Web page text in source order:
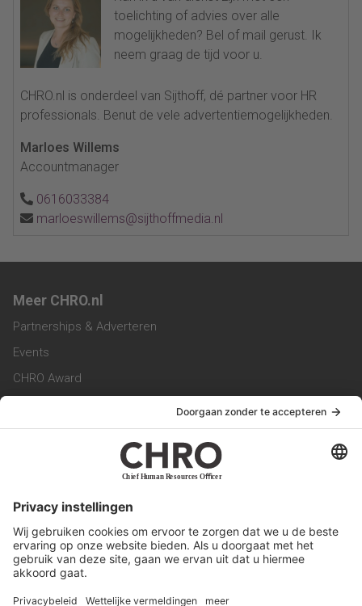
toelichting of advies over alle
mogelijkheden? Bel of mail gerust. Ik
neem graag de tijd voor u.
CHRO.nl is onderdeel van Sijthoff, dé partner voor HR
professionals. Benut de vele advertentiemogelijkheden.
Marloes Willems
Accountmanager
0616033384
marloeswillems@sijthoffmedia.nl
Meer CHRO.nl
Partnerships & Adverteren
Events
CHRO Award
CHRO Magazine
Service & Contact
Werken bij ons
Privacy Statement
Algemene Voorwaarden